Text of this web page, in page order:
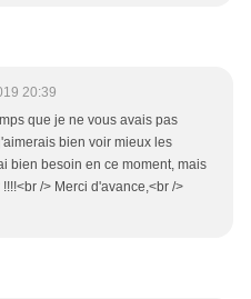
20:39
que je ne vous avais pas
bien voir mieux les
bien besoin en ce moment, mais
/> Merci d'avance,<br />